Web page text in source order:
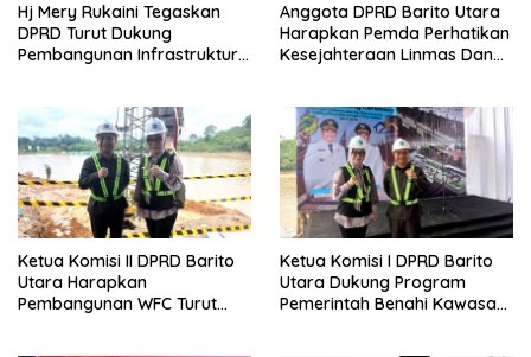
Hj Mery Rukaini Tegaskan
DPRD Turut Dukung
Pembangunan Infrastruktur
Anggota DPRD Barito Utara
Harapkan Pemda Perhatikan
Kesejahteraan Linmas Dan
Ketua Komisi II DPRD Barito
Utara Harapkan
Pembangunan WFC Turut
Ketua Komisi I DPRD Barito
Utara Dukung Program
Pemerintah Benahi Kawasan